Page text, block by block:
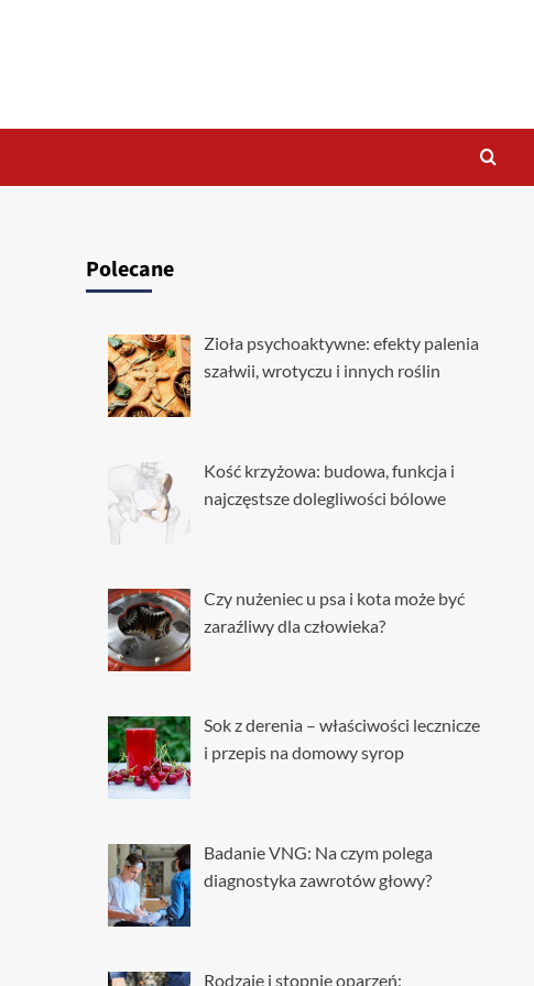
Polecane
Zioła psychoaktywne: efekty palenia
szałwii, wrotyczu i innych roślin
Kość krzyżowa: budowa, funkcja i
najczęstsze dolegliwości bólowe
Czy nużeniec u psa i kota może być
zaraźliwy dla człowieka?
Sok z derenia – właściwości lecznicze
i przepis na domowy syrop
Badanie VNG: Na czym polega
diagnostyka zawrotów głowy?
Rodzaje i stopnie oparzeń: